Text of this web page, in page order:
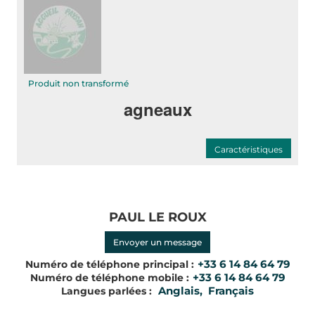
Produit non transformé
agneaux
Caractéristiques
PAUL LE ROUX
Envoyer un message
Numéro de téléphone principal : +33 6 14 84 64 79
Numéro de téléphone mobile : +33 6 14 84 64 79
Langues parlées : Anglais, Français